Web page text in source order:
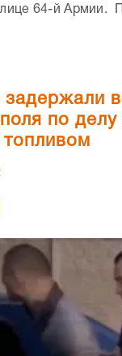
64-й Армии.
задержали
по